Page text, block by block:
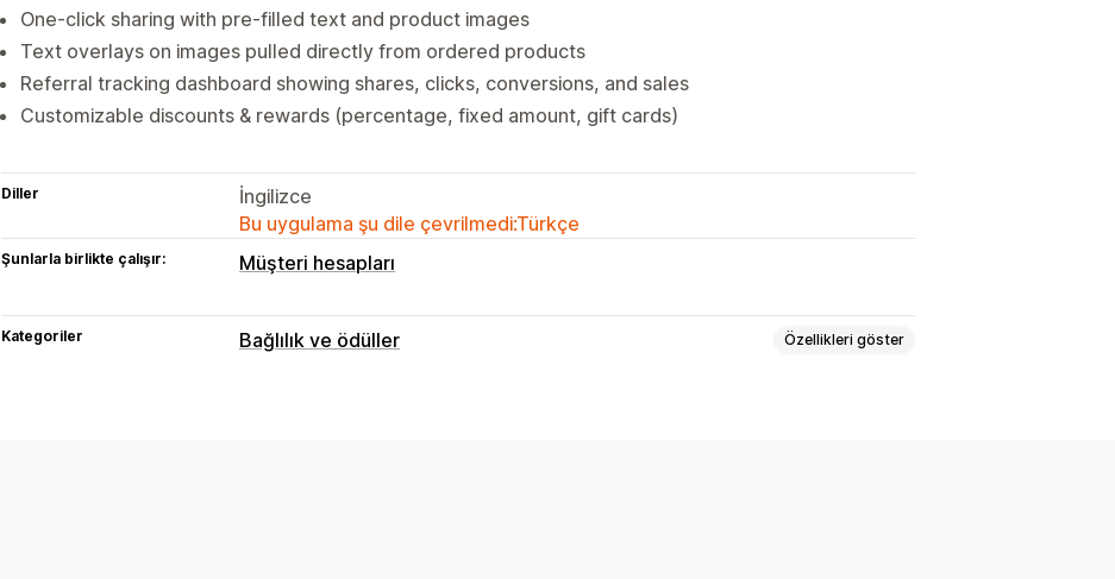
One-click sharing with pre-filled text and product images
Text overlays on images pulled directly from ordered products
Referral tracking dashboard showing shares, clicks, conversions, and sales
Customizable discounts & rewards (percentage, fixed amount, gift cards)
Diller
İngilizce
Bu uygulama şu dile çevrilmedi:Türkçe
Şunlarla birlikte çalışır: Müşteri hesapları
Kategoriler Bağlılık ve ödüller Özellikleri göster